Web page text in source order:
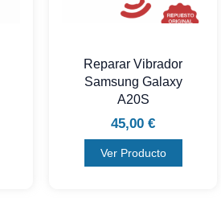
Reparar Vibrador
Samsung Galaxy
A20S
45,00 €
Ver Producto